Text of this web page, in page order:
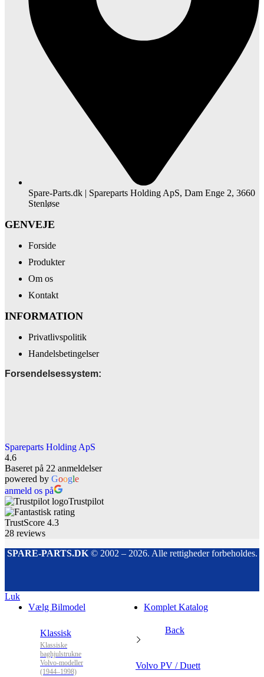
Spare-Parts.dk | Spareparts Holding ApS, Dam Enge 2, 3660
Stenløse
GENVEJE
Forside
Produkter
Om os
Kontakt
INFORMATION
Privatlivspolitik
Handelsbetingelser
Forsendelsessystem:
Spareparts Holding ApS
4.6
Baseret på 22 anmeldelser
powered by Google
anmeld os på
Trustpilot
TrustScore 4.3
28 reviews
SPARE-PARTS.DK© 2002 – 2026. Alle rettigheder forbeholdes.
Luk
Komplet Katalog
Vælg Bilmodel
Klassisk
Klassiske
baghjulstrukne
Volvo-modeller
(1944–1998)
Back
Volvo PV / Duett